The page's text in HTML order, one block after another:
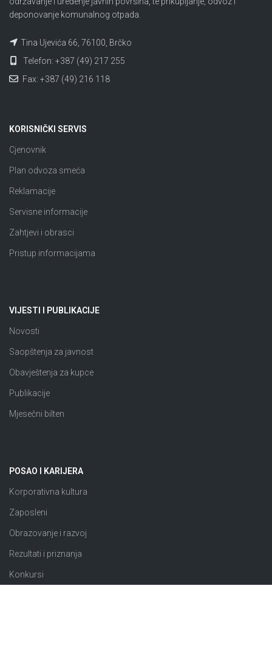
deponovanje komunalnog otpada.
Tina Ujevića 66, 76100, Brčko
Telefon: +387 (49) 217 255
Fax: +387 (49) 216 118
KORISNIČKI SERVIS
Cjenovnik
Plan odvoza smeća
Reklamacije
Servisne informacije
Zahtjevi i obrasci
Pristup informacijama
VIJESTI I PUBLIKACIJE
Novosti
Saopštenja za javnost
Obavještenja za kupce
Publikacije
Mjesečni bilten
POSAO I KARIJERA
Korporativna kultura
Zaposleni
Obrazovanje i razvoj
Rezultati i priznanja
Konkursi